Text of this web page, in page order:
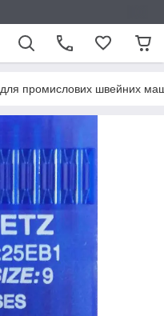
для промислових швейних